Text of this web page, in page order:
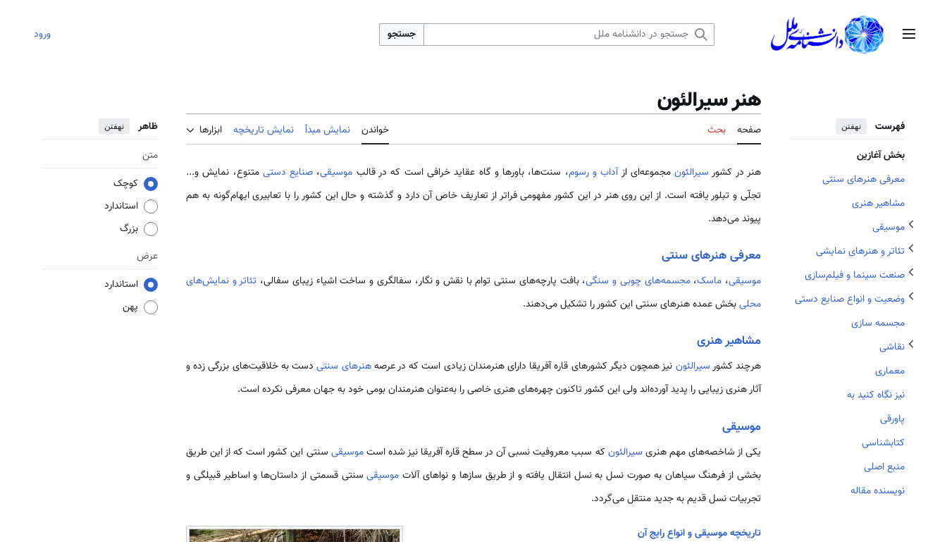
منوی اصلی جستجو ورود
فهرست نهفتن
بخش آغازین
معرفی هنر‌های سنتی
مشاهیر هنری
موسیقی
تغییر وضعیت زیربخش‌های موسیقی
تئاتر و هنرهای نمایشی
تغییر وضعیت زیربخش‌های تئاتر و هنرهای نمایشی
صنعت سینما و فیلم‌‌سازی
تغییر وضعیت زیربخش‌های صنعت سینما و فیلم‌‌سازی
وضعیت و انواع صنایع دستی
تغییر وضعیت زیربخش‌های وضعیت و انواع صنایع دستی
مجسمه ‏سازی
نقاشی
تغییر وضعیت زیربخش‌های نقاشی
معماری
نیز نگاه کنید به
پاورقی
کتابشناسی
منبع اصلی
نویسنده مقاله
هنر سیرالئون
صفحه بحث خواندن نمایش مبدأ نمایش تاریخچه ابزارها ظاهر نهفتن
متن
کوچک
استاندارد
بزرگ
عرض
استاندارد
پهن
هنر در کشور سیرالئونمجموعه‌­ای ازآداب و رسوم، سنت‌­ها، باورها و گاه عقاید خرافی است که در قالب موسیقی، صنایع دستی متنوع، نمایش و...
تجلّی و تبلور یافته است. از این روی هنر در این کشور مفهومی فراتر از تعاریف خاص آن دارد و گذشته و حال این کشور را با تعابیری ایهام­‌گونه به هم
پیوند می­‌دهد.
معرفی هنر‌های سنتی
موسیقی، ماسک،مجسمه‌های چوبی و سنگی، بافت پارچه‌های سنتی توام با نقش و نگار، سفالگری و ساخت اشیاء زیبای سفالی، تئاتر و نمایش‌های
محلیبخش عمده هنرهای سنتی این کشور را تشکیل می‌دهند.
مشاهیر هنری
هرچند کشورسیرالئون نیز همچون دیگر کشورهای قاره آفریقا دارای هنرمندان زیادی است که در عرصههنرهای سنتیدست به خلاقیت‌های بزرگی زده و
آثار هنری زیبایی را پدید آورده‌اند ولی این کشور تاکنون چهره‌های هنری خاصی را به‌عنوان هنرمندان بومی خود به جهان معرفی نکرده است.
موسیقی
یکی از شاخصه­‌های مهم هنری سیرالئون که سبب معروفیت نسبی آن در سطح قاره آفریقا نیز شده استموسیقی سنتی این کشور است که از این طریق
بخشی از فرهنگ سیاهان به صورت نسل به نسل انتقال یافته و از طریق سازها و نواهای آلات موسیقیسنتی قسمتی از داستان‌­ها و اساطیر قبیلگی و
تجربیات نسل قدیم به جدید منتقل می­‌گردد.
تاریخچه موسیقی و انواع رایج آن